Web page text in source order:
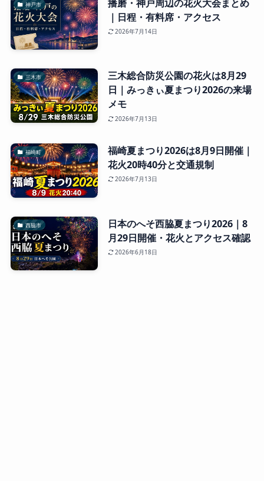
神戸市
播磨・神戸周辺の花火大会まとめ
｜日程・有料席・アクセス
2026年7月14日
三木市
三木総合防災公園の花火は8月29
日｜みっきぃ夏まつり2026の来場
メモ
2026年7月13日
福崎町
福崎夏まつり2026は8月9日開催｜
花火20時40分と交通規制
2026年7月13日
西脇市
日本のへそ西脇夏まつり2026｜8
月29日開催・花火とアクセス確認
2026年6月18日